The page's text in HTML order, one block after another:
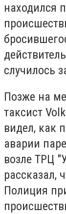
находился
случилось
Позже на
таксист
видел, как
аварии
возле ТРЦ
рассказал,
Полиция